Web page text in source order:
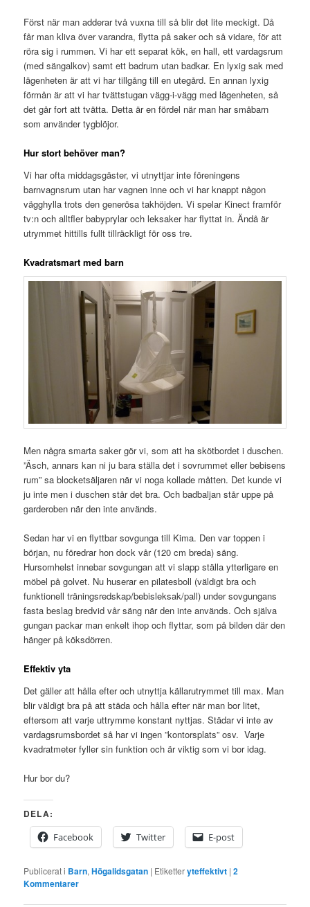
Först när man adderar två vuxna till så blir det lite meckigt. Då
får man kliva över varandra, flytta på saker och så vidare, för att
röra sig i rummen. Vi har ett separat kök, en hall, ett vardagsrum
(med sängalkov) samt ett badrum utan badkar. En lyxig sak med
lägenheten är att vi har tillgång till en utegård. En annan lyxig
förmån är att vi har tvättstugan vägg-i-vägg med lägenheten, så
det går fort att tvätta. Detta är en fördel när man har småbarn
som använder tygblöjor.
Hur stort behöver man?
Vi har ofta middagsgäster, vi utnyttjar inte föreningens
barnvagnsrum utan har vagnen inne och vi har knappt någon
vägghylla trots den generösa takhöjden. Vi spelar Kinect framför
tv:n och alltfler babyprylar och leksaker har flyttat in. Ändå är
utrymmet hittills fullt tillräckligt för oss tre.
Kvadratsmart med barn
Men några smarta saker gör vi, som att ha skötbordet i duschen.
”Äsch, annars kan ni ju bara ställa det i sovrummet eller bebisens
rum” sa blocketsäljaren när vi noga kollade måtten. Det kunde vi
ju inte men i duschen står det bra. Och badbaljan står uppe på
garderoben när den inte används.
Sedan har vi en flyttbar sovgunga till Kima. Den var toppen i
början, nu föredrar hon dock vår (120 cm breda) säng.
Hursomhelst innebar sovgungan att vi slapp ställa ytterligare en
möbel på golvet. Nu huserar en pilatesboll (väldigt bra och
funktionell träningsredskap/bebisleksak/pall) under sovgungans
fasta beslag bredvid vår säng när den inte används. Och själva
gungan packar man enkelt ihop och flyttar, som på bilden där den
hänger på köksdörren.
Effektiv yta
Det gäller att hålla efter och utnyttja källarutrymmet till max. Man
blir väldigt bra på att städa och hålla efter när man bor litet,
eftersom att varje uttrymme konstant nyttjas. Städar vi inte av
vardagsrumsbordet så har vi ingen ”kontorsplats” osv. Varje
kvadratmeter fyller sin funktion och är viktig som vi bor idag.
Hur bor du?
DELA:
Facebook
Twitter E-post
Publicerat i Barn,Högalidsgatan | Etiketteryteffektivt |2
Kommentarer